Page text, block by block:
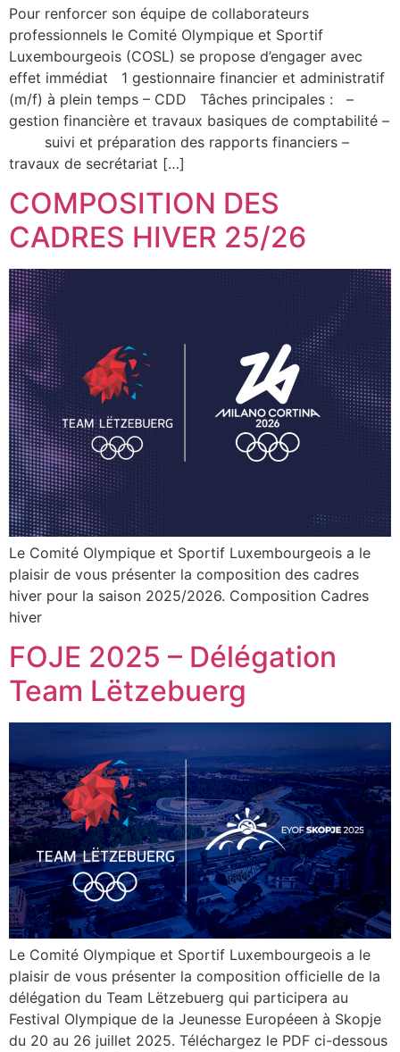
Pour renforcer son équipe de collaborateurs
professionnels le Comité Olympique et Sportif
Luxembourgeois (COSL) se propose d’engager avec
effet immédiat 1 gestionnaire financier et administratif
(m/f) à plein temps – CDD Tâches principales : –
gestion financière et travaux basiques de comptabilité –
suivi et préparation des rapports financiers –
travaux de secrétariat […]
COMPOSITION DES
CADRES HIVER 25/26
Le Comité Olympique et Sportif Luxembourgeois a le
plaisir de vous présenter la composition des cadres
hiver pour la saison 2025/2026. Composition Cadres
hiver
FOJE 2025 – Délégation
Team Lëtzebuerg
Le Comité Olympique et Sportif Luxembourgeois a le
plaisir de vous présenter la composition officielle de la
délégation du Team Lëtzebuerg qui participera au
Festival Olympique de la Jeunesse Européeen à Skopje
du 20 au 26 juillet 2025. Téléchargez le PDF ci-dessous